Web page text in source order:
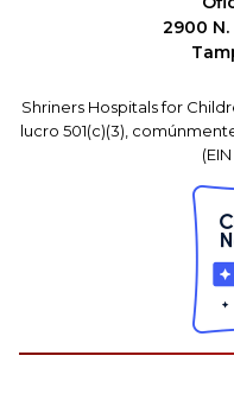
2900
Shriners Hospitals for
lucro 501(c)(3),